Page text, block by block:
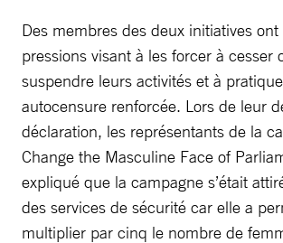
Des membres des deux initiatives
pressions visant à les forcer à cesser
suspendre leurs activités et à
autocensure renforcée. Lors de leur
déclaration, les représentants de la
Change the Masculine Face of
expliqué que la campagne s’était
des services de sécurité car elle a
multiplier par cinq le nombre de